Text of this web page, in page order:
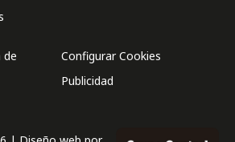
de
Configurar Cookies
Publicidad